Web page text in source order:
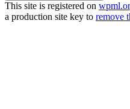
This site is registered on
a production site key to remove